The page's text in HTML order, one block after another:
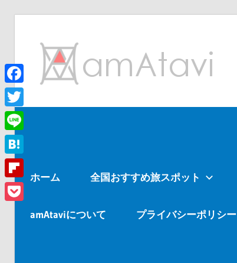
ン
ツ
へ
ス
キ
ッ
プ
を
旅
出
ホーム 全国おすすめ旅スポット
amAtaviについて プライバシーポリシー
Facebook
Twitter
Line
Hatena
Flipboard
Pocket